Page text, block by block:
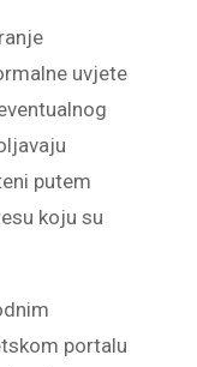
uvjete
putem
koju su
portalu